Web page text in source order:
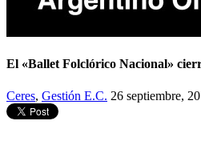
El «Ballet Folclórico Nacional»
Ceres, Gestión E.C. 26 septiembre,